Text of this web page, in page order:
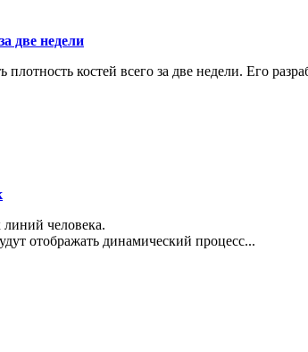
две недели
костей всего за две недели. Его
линий человека.
отображать динамический процесс...